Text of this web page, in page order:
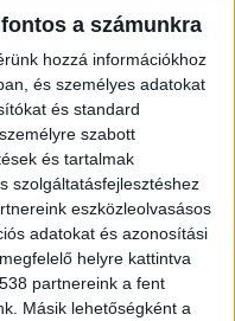
a számunkra
hozzá információkhoz
és személyes adatokat
és standard
szabott
és tartalmak
szolgáltatásfejlesztéshez
eszközleolvasásos
adatokat és azonosítási
helyre kattintva
partnereink a fent
Másik lehetőségként a
elektromos